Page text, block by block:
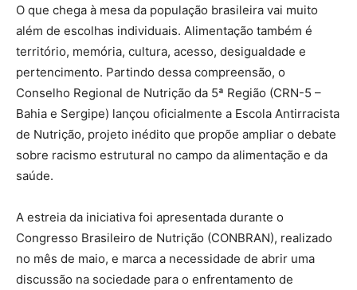
O que chega à mesa da população brasileira vai muito
além de escolhas individuais. Alimentação também é
território, memória, cultura, acesso, desigualdade e
pertencimento. Partindo dessa compreensão, o
Conselho Regional de Nutrição da 5ª Região (CRN-5 –
Bahia e Sergipe) lançou oficialmente a Escola Antirracista
de Nutrição, projeto inédito que propõe ampliar o debate
sobre racismo estrutural no campo da alimentação e da
saúde.
A estreia da iniciativa foi apresentada durante o
Congresso Brasileiro de Nutrição (CONBRAN), realizado
no mês de maio, e marca a necessidade de abrir uma
discussão na sociedade para o enfrentamento de